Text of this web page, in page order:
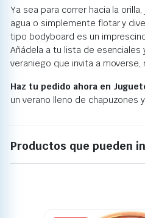
Ya sea para correr hacia la
agua o simplemente flotar y
tipo bodyboard es un
Añádela a tu lista de
veraniego que invita a moverse,
Haz tu pedido ahora en
un verano lleno de chapuzones
Productos que pueden